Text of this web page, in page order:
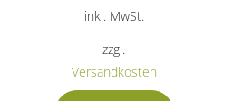
inkl. MwSt.
zzgl.
Versandkosten